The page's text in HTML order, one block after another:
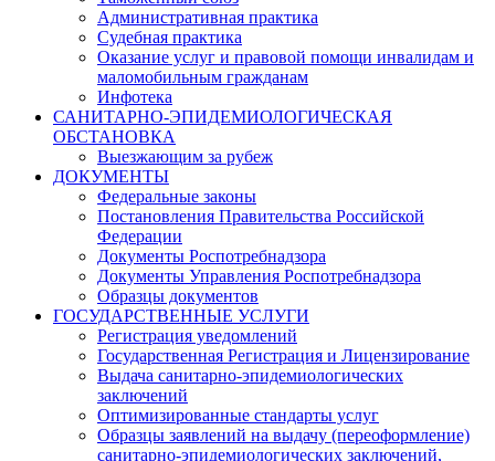
Административная практика
Судебная практика
Оказание услуг и правовой помощи инвалидам и
маломобильным гражданам
Инфотека
САНИТАРНО-ЭПИДЕМИОЛОГИЧЕСКАЯ
ОБСТАНОВКА
Выезжающим за рубеж
ДОКУМЕНТЫ
Федеральные законы
Постановления Правительства Российской
Федерации
Документы Роспотребнадзора
Документы Управления Роспотребнадзора
Образцы документов
ГОСУДАРСТВЕННЫЕ УСЛУГИ
Регистрация уведомлений
Государственная Регистрация и Лицензирование
Выдача санитарно-эпидемиологических
заключений
Оптимизированные стандарты услуг
Образцы заявлений на выдачу (переоформление)
санитарно-эпидемиологических заключений,